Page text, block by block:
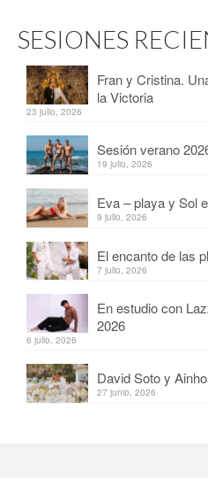
SESIONES
Fran y Cristina.
la Victoria
23 julio, 2026
Sesión verano
19 julio, 2026
Eva – playa y Sol
9 julio, 2026
El encanto de las
7 julio, 2026
En estudio con
2026
6 julio, 2026
David Soto y
27 junio, 2026